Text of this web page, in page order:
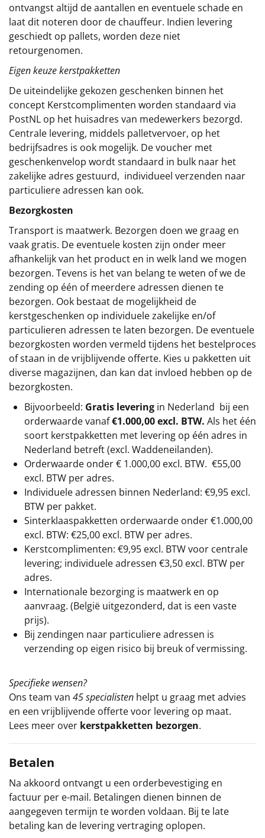
ontvangst altijd de aantallen en eventuele schade en
laat dit noteren door de chauffeur. Indien levering
geschiedt op pallets, worden deze niet
retourgenomen.
Eigen keuze kerstpakketten
De uiteindelijke gekozen geschenken binnen het
concept Kerstcomplimenten worden standaard via
PostNL op het huisadres van medewerkers bezorgd.
Centrale levering, middels palletvervoer, op het
bedrijfsadres is ook mogelijk. De voucher met
geschenkenvelop wordt standaard in bulk naar het
zakelijke adres gestuurd, individueel verzenden naar
particuliere adressen kan ook.
Bezorgkosten
Transport is maatwerk. Bezorgen doen we graag en
vaak gratis. De eventuele kosten zijn onder meer
afhankelijk van het product en in welk land we mogen
bezorgen. Tevens is het van belang te weten of we de
zending op één of meerdere adressen dienen te
bezorgen. Ook bestaat de mogelijkheid de
kerstgeschenken op individuele zakelijke en/of
particulieren adressen te laten bezorgen. De eventuele
bezorgkosten worden vermeld tijdens het bestelproces
of staan in de vrijblijvende offerte. Kies u pakketten uit
diverse magazijnen, dan kan dat invloed hebben op de
bezorgkosten.
Bijvoorbeeld: Gratis levering in Nederland bij een
orderwaarde vanaf€1.000,00 excl. BTW. Als het één
soort kerstpakketten met levering op één adres in
Nederland betreft (excl. Waddeneilanden).
Orderwaarde onder € 1.000,00 excl. BTW. €55,00
excl. BTW per adres.
Individuele adressen binnen Nederland: €9,95 excl.
BTW per pakket.
Sinterklaaspakketten orderwaarde onder €1.000,00
excl. BTW: €25,00 excl. BTW per adres.
Kerstcomplimenten: €9,95 excl. BTW voor centrale
levering; individuele adressen €3,50 excl. BTW per
adres.
Internationale bezorging is maatwerk en op
aanvraag. (België uitgezonderd, dat is een vaste
prijs).
Bij zendingen naar particuliere adressen is
verzending op eigen risico bij breuk of vermissing.
Specifieke wensen?
Ons team van 45 specialisten helpt u graag met advies
en een vrijblijvende offerte voor levering op maat.
Lees meer over kerstpakketten bezorgen.
Betalen
Na akkoord ontvangt u een orderbevestiging en
factuur per e-mail. Betalingen dienen binnen de
aangegeven termijn te worden voldaan. Bij te late
betaling kan de levering vertraging oplopen.